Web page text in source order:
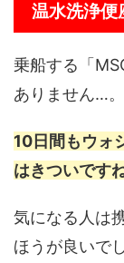
温水洗浄便
乗船する「
ありません…。
10日間もウォ
はきついです
気になる人は
ほうが良いで